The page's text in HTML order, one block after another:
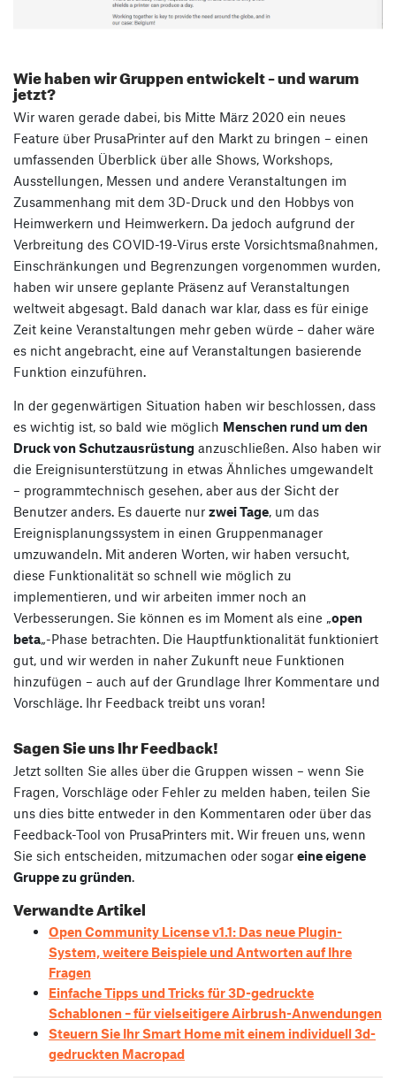
Wie haben wir Gruppen entwickelt – und warum
jetzt?
Wir waren gerade dabei, bis Mitte März 2020 ein neues
Feature über PrusaPrinter auf den Markt zu bringen – einen
umfassenden Überblick über alle Shows, Workshops,
Ausstellungen, Messen und andere Veranstaltungen im
Zusammenhang mit dem 3D-Druck und den Hobbys von
Heimwerkern und Heimwerkern. Da jedoch aufgrund der
Verbreitung des COVID-19-Virus erste Vorsichtsmaßnahmen,
Einschränkungen und Begrenzungen vorgenommen wurden,
haben wir unsere geplante Präsenz auf Veranstaltungen
weltweit abgesagt. Bald danach war klar, dass es für einige
Zeit keine Veranstaltungen mehr geben würde – daher wäre
es nicht angebracht, eine auf Veranstaltungen basierende
Funktion einzuführen.
In der gegenwärtigen Situation haben wir beschlossen, dass
es wichtig ist, so bald wie möglich Menschen rund um den
Druck von Schutzausrüstung anzuschließen. Also haben wir
die Ereignisunterstützung in etwas Ähnliches umgewandelt
– programmtechnisch gesehen, aber aus der Sicht der
Benutzer anders. Es dauerte nur zwei Tage, um das
Ereignisplanungssystem in einen Gruppenmanager
umzuwandeln. Mit anderen Worten, wir haben versucht,
diese Funktionalität so schnell wie möglich zu
implementieren, und wir arbeiten immer noch an
Verbesserungen. Sie können es im Moment als eine „open
beta„-Phase betrachten. Die Hauptfunktionalität funktioniert
gut, und wir werden in naher Zukunft neue Funktionen
hinzufügen – auch auf der Grundlage Ihrer Kommentare und
Vorschläge. Ihr Feedback treibt uns voran!
Sagen Sie uns Ihr Feedback!
Jetzt sollten Sie alles über die Gruppen wissen – wenn Sie
Fragen, Vorschläge oder Fehler zu melden haben, teilen Sie
uns dies bitte entweder in den Kommentaren oder über das
Feedback-Tool von PrusaPrinters mit. Wir freuen uns, wenn
Sie sich entscheiden, mitzumachen oder sogar eine eigene
Gruppe zu gründen.
Verwandte Artikel
Open Community License v1.1: Das neue Plugin-
System, weitere Beispiele und Antworten auf Ihre
Fragen
Einfache Tipps und Tricks für 3D-gedruckte
Schablonen – für vielseitigere Airbrush-Anwendungen
Steuern Sie Ihr Smart Home mit einem individuell 3d-
gedruckten Macropad